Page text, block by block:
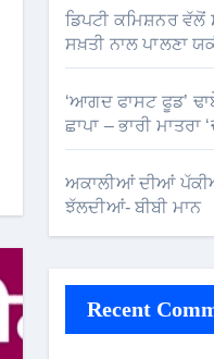
ਡਿਪਟੀ ਕਮਿਸ਼ਨਰ ਵੱਲੋਂ
ਸਖ਼ਤੀ ਨਾਲ ਪਾਲਣਾ
‘ਆਗਦ ਫਾਸਟ ਫੂਡ’
ਛਾਪਾ – ਭਾਰੀ
ਅਕਾਲੀਆਂ ਦੀਆਂ ਪੱਕੀਆਂ
ਝੱਲਦੀਆਂ- ਬੀਬੀ ਮਾਨ
Recent